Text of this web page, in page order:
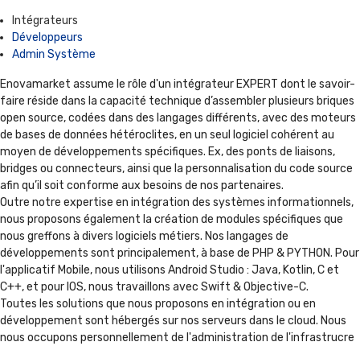
Intégrateurs
Développeurs
Admin Système
Enovamarket assume le rôle d'un intégrateur EXPERT dont le savoir-
faire réside dans la capacité technique d’assembler plusieurs briques
open source, codées dans des langages différents, avec des moteurs
de bases de données hétéroclites, en un seul logiciel cohérent au
moyen de développements spécifiques. Ex, des ponts de liaisons,
bridges ou connecteurs, ainsi que la personnalisation du code source
afin qu’il soit conforme aux besoins de nos partenaires.
Outre notre expertise en intégration des systèmes informationnels,
nous proposons également la création de modules spécifiques que
nous greffons à divers logiciels métiers. Nos langages de
développements sont principalement, à base de PHP & PYTHON. Pour
l'applicatif Mobile, nous utilisons Android Studio : Java, Kotlin, C et
C++, et pour IOS, nous travaillons avec Swift & Objective-C.
Toutes les solutions que nous proposons en intégration ou en
développement sont hébergés sur nos serveurs dans le cloud. Nous
nous occupons personnellement de l'administration de l'infrastrucre